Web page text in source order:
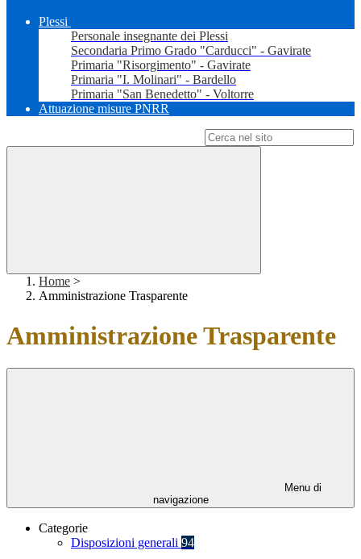
Plessi
Personale insegnante dei Plessi
Secondaria Primo Grado "Carducci" - Gavirate
Primaria "Risorgimento" - Gavirate
Primaria "I. Molinari" - Bardello
Primaria "San Benedetto" - Voltorre
Attuazione misure PNRR
Home >
Amministrazione Trasparente
Amministrazione Trasparente
Menu di
navigazione
Categorie
Disposizioni generali 94